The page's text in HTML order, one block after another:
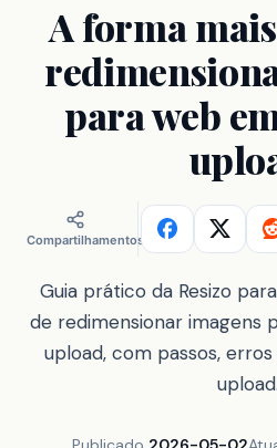
A forma
para web
Compartilhamentos
Guia prático da Resizo
de redimensionar imagens
upload, com passos,
upload.